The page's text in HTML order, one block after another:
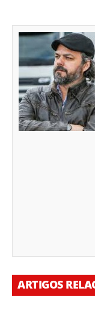
ARTIGOS